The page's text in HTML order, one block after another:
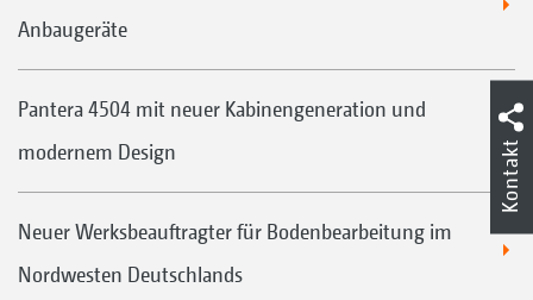
Anbaugeräte
Pantera 4504 mit neuer Kabinengeneration und
modernem Design
Neuer Werksbeauftragter für Bodenbearbeitung im
Nordwesten Deutschlands
Kontakt